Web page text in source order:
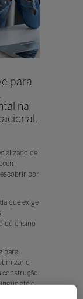
para
na
de
por
que exige
do ensino
para
o
construção
até o